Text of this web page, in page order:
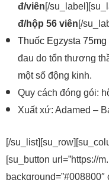
đ/viên[/
đ/hộp 56 viên[/
Thuốc Egzysta 75mg
đau do tổn thương
một số động kinh.
Quy cách đóng gói:
Xuất xứ: Adamed –
[/
[su_button url=”https://
background=”#008800″